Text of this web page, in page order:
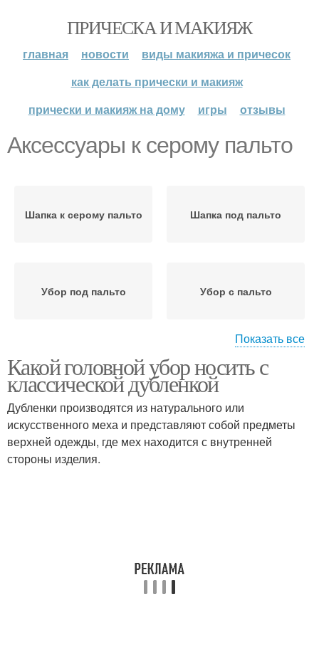
ПРИЧЕСКА И МАКИЯЖ
главная новости
виды макияжа и причесок
как делать прически и макияж
прически и макияж на дому
игры отзывы
Аксессуары к серому пальто
Шапка к серому пальто Шапка под пальто
Убор под пальто Убор с пальто
Шапка к бежевому
пальто
Бежевое пальто
Убор к пальто Пальто в зависимости
Показать все
Какой головной убор носить с
классической дубленкой
Дубленки производятся из натурального или
искусственного меха и представляют собой предметы
верхней одежды, где мех находится с внутренней
стороны изделия.